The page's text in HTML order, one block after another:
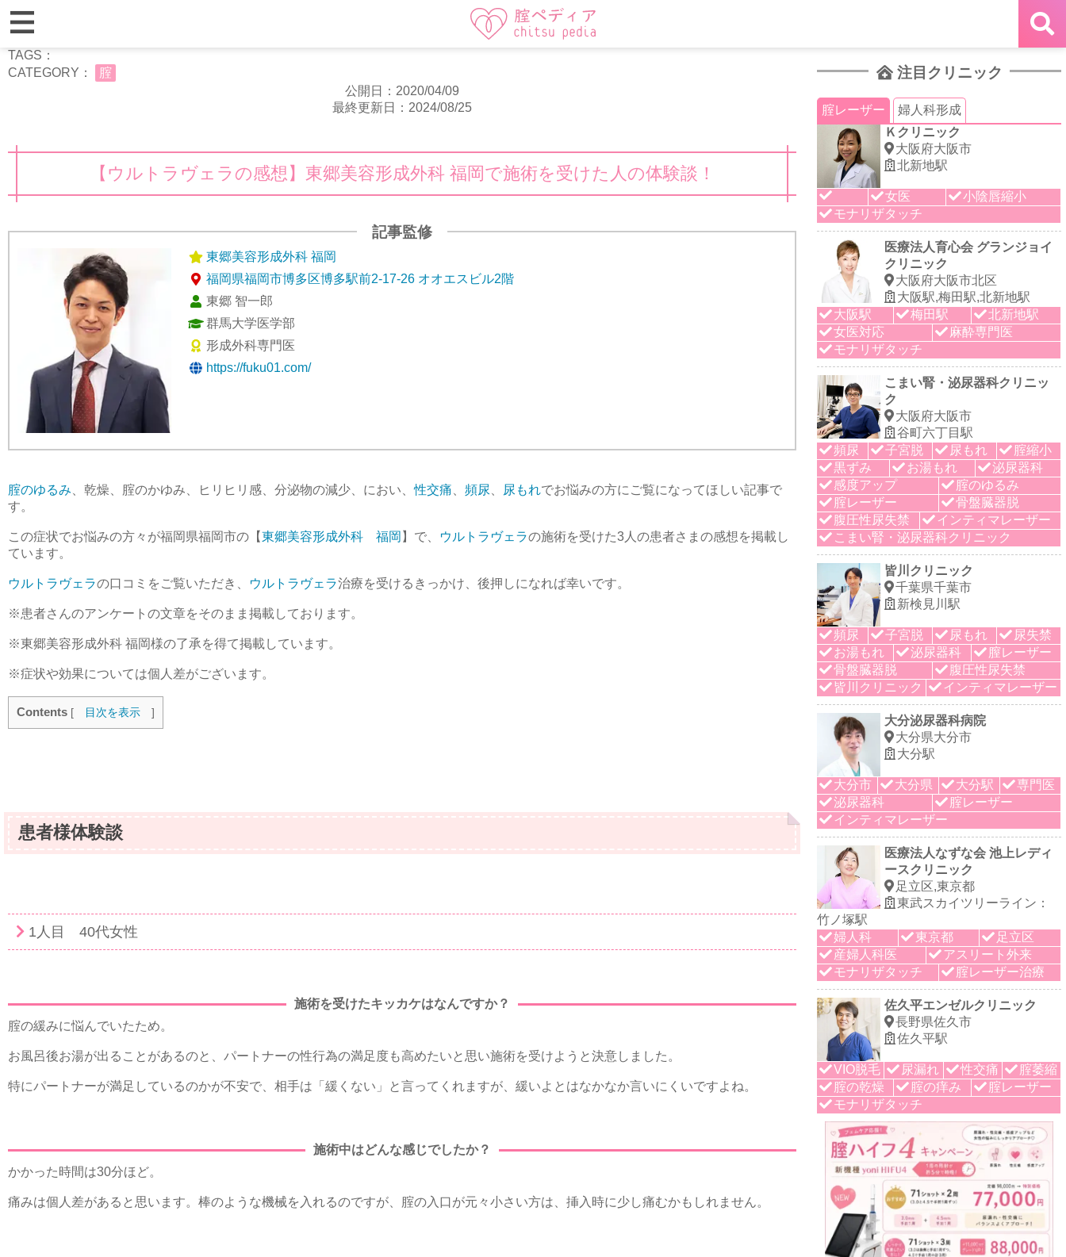
TAGS：
CATEGORY：
腟
公開日：2020/04/09
最終更新日：2024/08/25
【ウルトラヴェラの感想】東郷美容形成外科 福岡で施術を受けた人の体験談！
記事監修
東郷美容形成外科 福岡
福岡県福岡市博多区博多駅前2-17-26 オオエスビル2階
東郷 智一郎
群馬大学医学部
形成外科専門医
https://fuku01.com/
腟のゆるみ 、乾燥、腟のかゆみ、ヒリヒリ感、分泌物の減少、におい、性交痛 頻尿 尿もれでお悩みの方にご覧になってほしい記事で
す。
この症状でお悩みの方々が福岡県福岡市の【東郷美容形成外科 福岡 】で、 ウルトラヴェラの施術を受けた3人の患者さまの感想を掲載し
ています。
ウルトラヴェラの口コミをご覧いただき、 ウルトラヴェラ治療を受けるきっかけ、後押しになれば幸いです。
※患者さんのアンケートの文章をそのまま掲載しております。
※東郷美容形成外科 福岡様の了承を得て掲載しています。
※症状や効果については個人差がございます。
Contents [ 目次を表示 ]
患者様体験談
1人目 40代女性
施術を受けたキッカケはなんですか？
腟の緩みに悩んでいたため。
お風呂後お湯が出ることがあるのと、パートナーの性行為の満足度も高めたいと思い施術を受けようと決意しました。
特にパートナーが満足しているのかが不安で、相手は「緩くない」と言ってくれますが、緩いよとはなかなか言いにくいですよね。
施術中はどんな感じでしたか？
かかった時間は30分ほど。
痛みは個人差があると思います。棒のような機械を入れるのですが、腟の入口が元々小さい方は、挿入時に少し痛むかもしれません。
注目クリニック
腟レーザー
婦人科形成
Ｋクリニック
大阪府大阪市
北新地駅
女医
小陰唇縮小
モナリザタッチ
医療法人育心会 グランジョイ
クリニック
大阪府大阪市北区
大阪駅,梅田駅,北新地駅
大阪駅
梅田駅
北新地駅
女医対応
麻酔専門医
モナリザタッチ
こまい腎・泌尿器科クリニッ
ク
大阪府大阪市
谷町六丁目駅
頻尿
子宮脱 尿もれ
腟縮小
黒ずみ
お湯もれ
泌尿器科
感度アップ
腟のゆるみ
腟レーザー
骨盤臓器脱
腹圧性尿失禁
インティマレーザー
こまい腎・泌尿器科クリニック
皆川クリニック
千葉県千葉市
新検見川駅
頻尿 子宮脱 尿もれ
尿失禁
お湯もれ
泌尿器科
膣レーザー
骨盤臓器脱
腹圧性尿失禁
皆川クリニック
インティマレーザー
大分泌尿器科病院
大分県大分市
大分駅
大分市 大分県 大分駅
専門医
泌尿器科
腟レーザー
インティマレーザー
医療法人なずな会 池上レディ
ースクリニック
足立区,東京都
東武スカイツリーライン：
竹ノ塚駅
婦人科
東京都
足立区
産婦人科医
アスリート外来
モナリザタッチ
腟レーザー治療
佐久平エンゼルクリニック
長野県佐久市
佐久平駅
VIO脱毛 尿漏れ 性交痛
腟萎縮
腟の乾燥
腟の痒み
腟レーザー
モナリザタッチ